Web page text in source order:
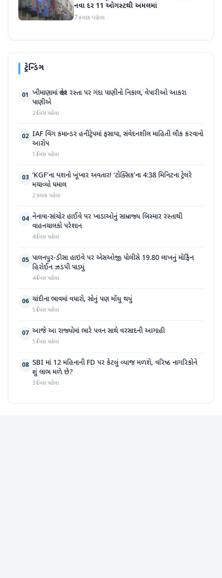
નવા દર 11 ઓગસ્ટથી અમલમાં
7 કલાક પહેલા
ટ્રેન્ડિંગ
01 ખીમાણામાં જાહેર રસ્તા પર ગંદા પાણીનો નિકાલ, વેપારીઓ આકરા
પાણીએ
2 દિવસ પહેલા
02 IAF વિંગ કમાન્ડર હનીટ્રેપમાં ફસાયા, સંવેદનશીલ માહિતી લીક કરવાનો
આરોપ
1 દિવસ પહેલા
03 ‘KGF’ના યશનો ખૂંખાર અવતાર! ‘ટોક્સિક’ના 4:38 મિનિટના ટ્રેલરે
મચાવ્યો ધમાલ
2 કલાક પહેલા
04 નેનાવા-સાંચોર હાઈવે પર ખાડાઓનું સામ્રાજ્ય બિસ્માર રસ્તાથી
વાહનચાલકો પરેશાન
4 દિવસ પહેલા
05 પાલનપુર-ડીસા હાઇવે પર એસઓજી પોલીસે 19.80 લાખનું મોર્ફિન
હિરોઈન ઝડપી પાડ્યું
4 દિવસ પહેલા
06 ચાંદીના ભાવમાં વધારો, સોનું પણ મોંઘુ થયું
5 દિવસ પહેલા
07 આજે આ રાજ્યોમાં ભારે પવન સાથે વરસાદની આગાહી
5 દિવસ પહેલા
08 SBI માં 12 મહિનાની FD પર કેટલું વ્યાજ મળશે, વરિષ્ઠ નાગરિકોને
શું લાભ મળે છે?
3 દિવસ પહેલા